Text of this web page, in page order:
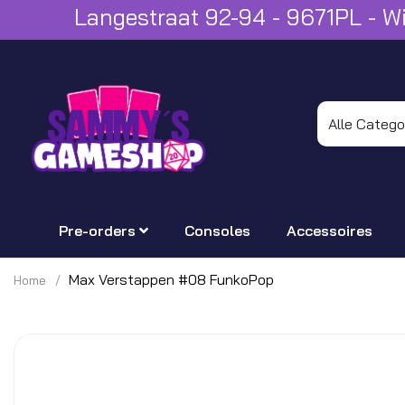
Langestraat 92-94 - 9671PL -
Pre-orders Consoles Accessoires
Home Max Verstappen #08 FunkoPop